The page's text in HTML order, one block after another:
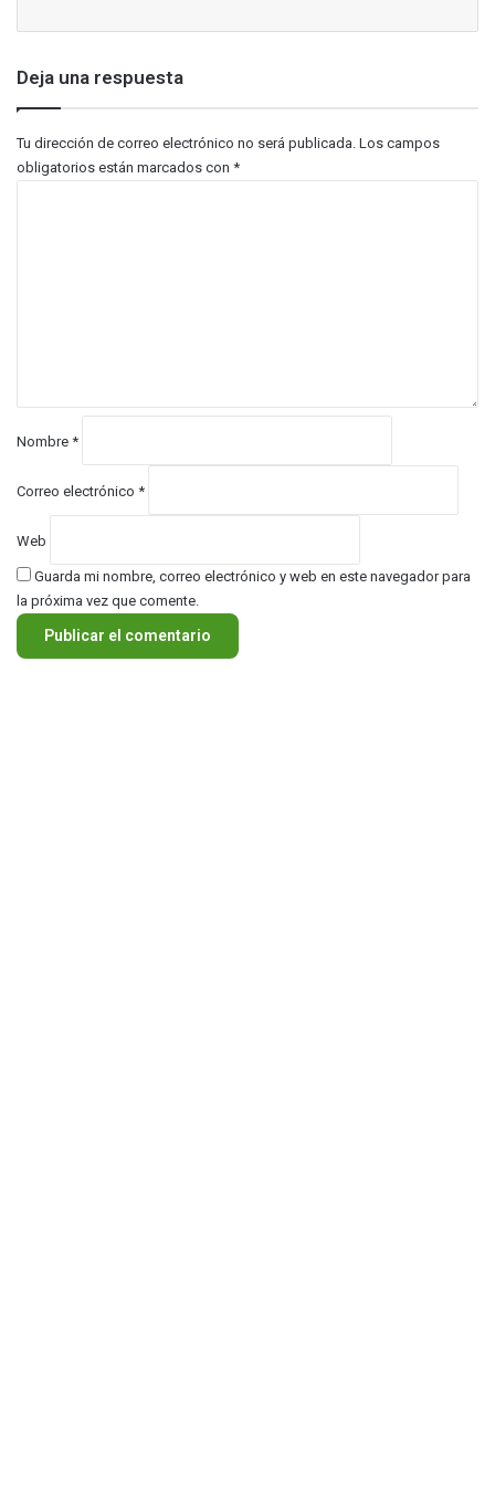
Deja una respuesta
Tu dirección de correo electrónico no será publicada. Los campos
obligatorios están marcados con *
o
*Nombre *
Correo electrónico *
Web
Guarda mi nombre, correo electrónico y web en este navegador para
la próxima vez que comente.